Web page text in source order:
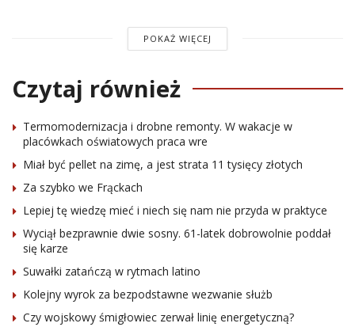
POKAŻ WIĘCEJ
Czytaj również
Termomodernizacja i drobne remonty. W wakacje w
placówkach oświatowych praca wre
Miał być pellet na zimę, a jest strata 11 tysięcy złotych
Za szybko we Frąckach
Lepiej tę wiedzę mieć i niech się nam nie przyda w praktyce
Wyciął bezprawnie dwie sosny. 61-latek dobrowolnie poddał
się karze
Suwałki zatańczą w rytmach latino
Kolejny wyrok za bezpodstawne wezwanie służb
Czy wojskowy śmigłowiec zerwał linię energetyczną?